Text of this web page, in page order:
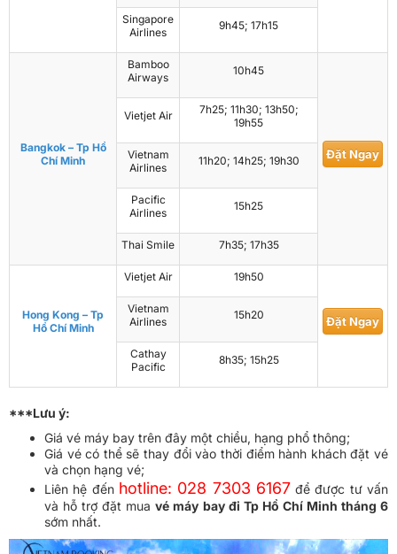
Singapore
Airlines
9h45; 17h15
Bangkok – Tp Hồ
Chí Minh
Bamboo
Airways
10h45
Đặt Ngay
Vietjet Air
7h25; 11h30; 13h50;
19h55
Vietnam
Airlines
11h20; 14h25; 19h30
Pacific
Airlines
15h25
Thai Smile 7h35; 17h35
Hong Kong – Tp
Hồ Chí Minh
Vietjet Air 19h50
Đặt Ngay
Vietnam
Airlines
15h20
Cathay
Pacific
8h35; 15h25
***Lưu ý:
Giá vé máy bay trên đây một chiều, hạng phổ thông;
Giá vé có thể sẽ thay đổi vào thời điểm hành khách đặt vé
và chọn hạng vé;
Liên hệ đến hotline: 028 7303 6167để được tư vấn
và hỗ trợ đặt muavé máy bay đi Tp Hồ Chí Minh tháng 6
sớm nhất.